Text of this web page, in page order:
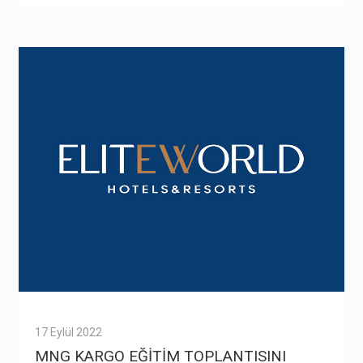
17 Eylül 2022
MNG KARGO EĞİTİM TOPLANTISINI